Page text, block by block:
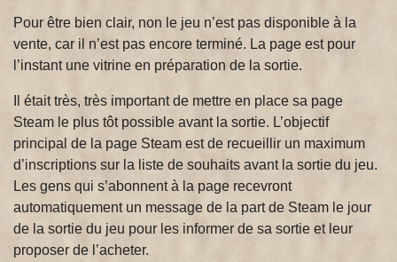
Pour être bien clair, non le jeu n’est pas disponible à la
vente, car il n’est pas encore terminé. La page est pour
l’instant une vitrine en préparation de la sortie.
Il était très, très important de mettre en place sa page
Steam le plus tôt possible avant la sortie. L’objectif
principal de la page Steam est de recueillir un maximum
d’inscriptions sur la liste de souhaits avant la sortie du jeu.
Les gens qui s’abonnent à la page recevront
automatiquement un message de la part de Steam le jour
de la sortie du jeu pour les informer de sa sortie et leur
proposer de l’acheter.